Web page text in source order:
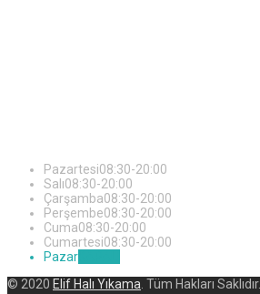
Pazartesi08:30-20:00
Salı08:30-20:00
Çarşamba08:30-20:00
Perşembe08:30-20:00
Cuma08:30-20:00
Cumartesi08:30-20:00
Pazar
© 2020 Elif Halı Yıkama . Tüm Hakları Saklıdır.